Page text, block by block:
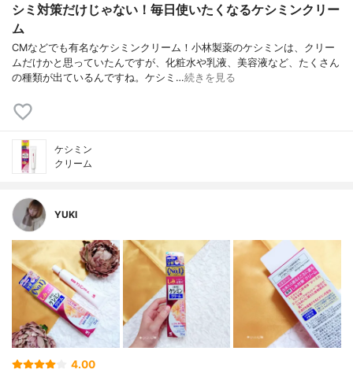
シミ対策だけじゃない！毎日使いたくなるケシミンクリー
ム
CMなどでも有名なケシミンクリーム！小林製薬のケシミンは、クリー
ムだけかと思っていたんですが、化粧水や乳液、美容液など、たくさん
の種類が出ているんですね。ケシミ…続きを見る
ケシミン
クリーム
YUKI
4.00